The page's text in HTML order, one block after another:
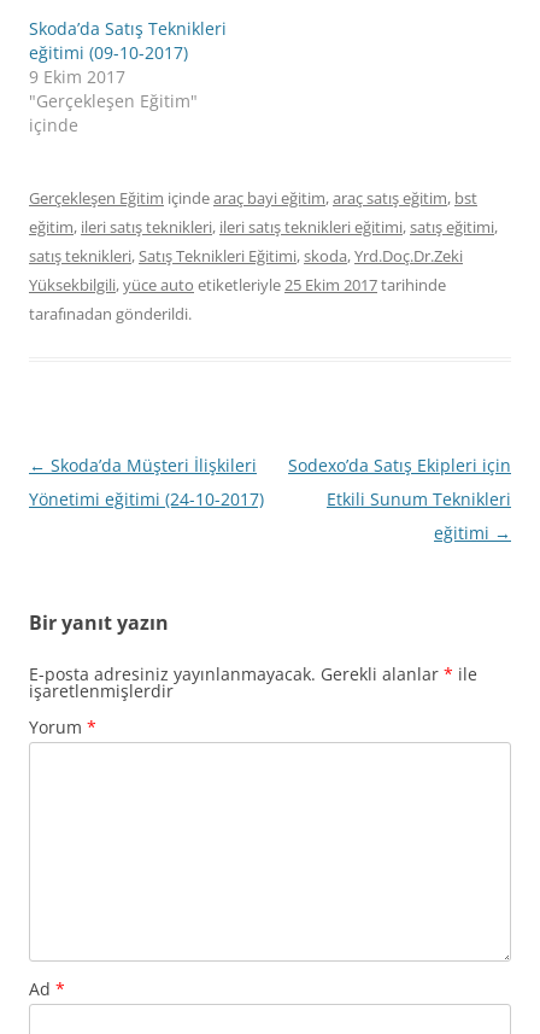
Skoda’da Satış Teknikleri
eğitimi (09-10-2017)
9 Ekim 2017
"Gerçekleşen Eğitim"
içinde
Gerçekleşen Eğitim içindearaç bayi eğitim,araç satış eğitim, bst
eğitim, ileri satış teknikleri, ileri satış teknikleri eğitimi,satış eğitimi,
satış teknikleri,Satış Teknikleri Eğitimi,skoda,Yrd.Doç.Dr.Zeki
Yüksekbilgili,yüce auto etiketleriyle25 Ekim 2017tarihinde
tarafınadan gönderildi.
Yazı
dolaşımı
← Skoda’da Müşteri İlişkileri
Yönetimi eğitimi (24-10-2017)
Sodexo’da Satış Ekipleri için
Etkili Sunum Teknikleri
eğitimi →
Bir yanıt yazın
E-posta adresiniz yayınlanmayacak. Gerekli alanlar * ile
işaretlenmişlerdir
Yorum *
Ad *